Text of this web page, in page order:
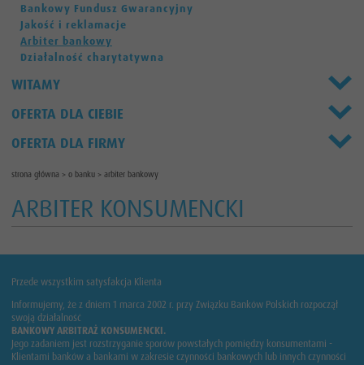
Bankowy Fundusz Gwarancyjny
Jakość i reklamacje
Arbiter bankowy
Działalność charytatywna
WITAMY
OFERTA DLA CIEBIE
OFERTA DLA FIRMY
strona główna > o banku > arbiter bankowy
ARBITER KONSUMENCKI
Przede wszystkim satysfakcja Klienta
Informujemy, że z dniem 1 marca 2002 r. przy Związku Banków Polskich rozpoczął
swoją działalność
BANKOWY ARBITRAŻ KONSUMENCKI.
Jego zadaniem jest rozstrzyganie sporów powstałych pomiędzy konsumentami -
Klientami banków a bankami w zakresie czynności bankowych lub innych czynności